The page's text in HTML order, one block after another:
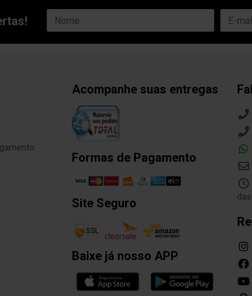
Acompanhe suas entregas
Formas de Pagamento
Site Seguro
Baixe já nosso APP